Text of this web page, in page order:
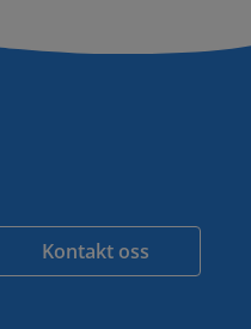
Kontakt oss